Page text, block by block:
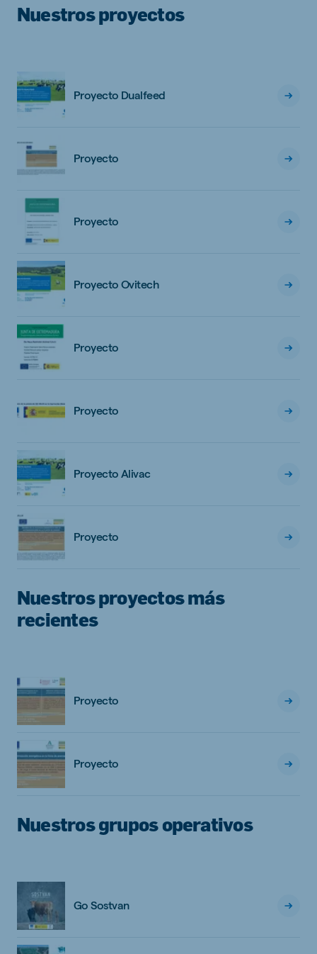
Nuestros proyectos
Proyecto Dualfeed
Proyecto
Proyecto
Proyecto Ovitech
Proyecto
Proyecto
Proyecto Alivac
Proyecto
Nuestros proyectos más
recientes
Proyecto
Proyecto
Nuestros grupos operativos
Go Sostvan